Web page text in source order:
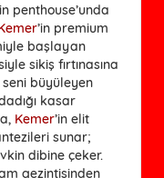
penthouse’unda
’in premium
başlayan
sikiş fırtınasına
büyüleyen
kasar
Kemer’in elit
sunar;
dibine çeker.
gezintisinden